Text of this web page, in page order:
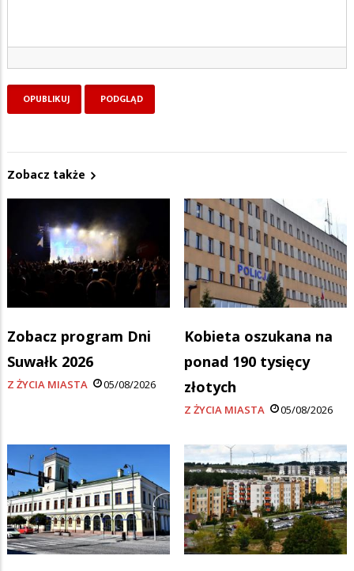
Zobacz także
Zobacz program Dni
Suwałk 2026
Z ŻYCIA MIASTA 05/08/2026
Kobieta oszukana na
ponad 190 tysięcy
złotych
Z ŻYCIA MIASTA 05/08/2026